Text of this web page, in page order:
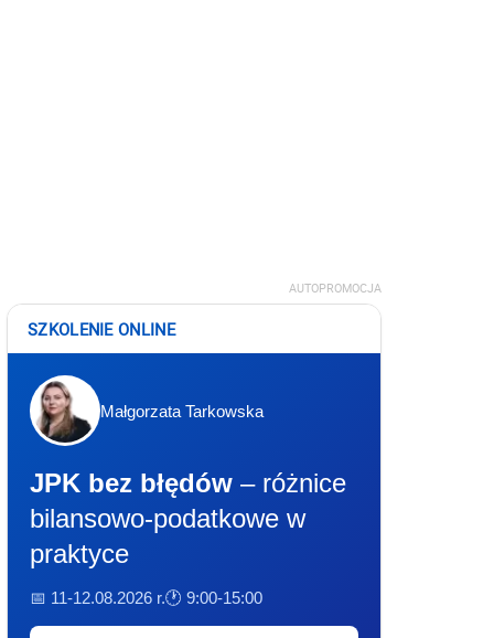
AUTOPROMOCJA
SZKOLENIE ONLINE
Małgorzata Tarkowska
JPK bez błędów – różnice
bilansowo-podatkowe w
praktyce
📅 11-12.08.2026 r.🕐 9:00-15:00